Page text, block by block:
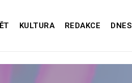
KULTURA REDAKCE DNES